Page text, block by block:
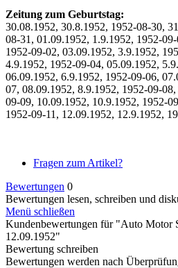
Zeitung zum Geburtstag:
30.08.1952, 30.8.1952, 1952-08-30,
08-31, 01.09.1952, 1.9.1952, 1952-
1952-09-02, 03.09.1952, 3.9.1952,
4.9.1952, 1952-09-04, 05.09.1952,
06.09.1952, 6.9.1952, 1952-09-06,
07, 08.09.1952, 8.9.1952, 1952-09-
09-09, 10.09.1952, 10.9.1952, 1952-
1952-09-11, 12.09.1952, 12.9.1952,
Fragen zum Artikel?
Bewertungen 0
Bewertungen lesen, schreiben und
Menü schließen
Kundenbewertungen für "Auto Motor
12.09.1952"
Bewertung schreiben
Bewertungen werden nach